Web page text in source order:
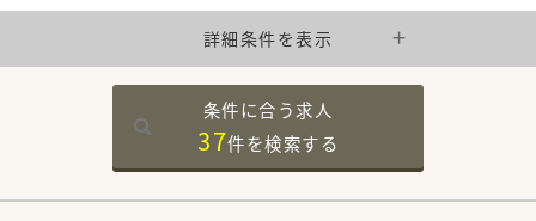
詳細条件を表示
条件に合う求人
37件を検索する